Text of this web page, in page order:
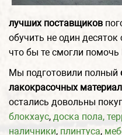
лучших поставщиков
обучить не один
что бы те смогли
Мы подготовили полный
лакокрасочных
остались довольны
блокхаус, доска пола,
наличники, плинтуса,